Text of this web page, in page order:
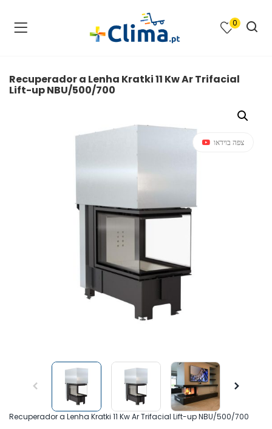
e Barbecues )
0
Recuperador a Lenha Kratki 11 Kw Ar Trifacial
Lift-up NBU/500/700
צפה בוידאו
Recuperador a Lenha Kratki 11 Kw Ar Trifacial Lift-up NBU/500/700